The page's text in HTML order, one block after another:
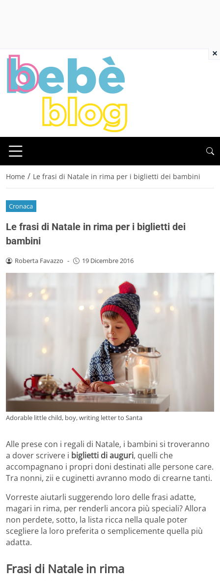
Home / Le frasi di Natale in rima per i biglietti dei bambini
Cronaca
Le frasi di Natale in rima per i biglietti dei
bambini
Roberta Favazzo - 19 Dicembre 2016
Adorable little child, boy, writing letter to Santa
Alle prese con i regali di Natale, i bambini si troveranno
a dover scrivere i biglietti di auguri, quelli che
accompagnano i propri doni destinati alle persone care.
Tra nonni, zii e cuginetti avranno modo di crearne tanti.
Vorreste aiutarli suggerendo loro delle frasi adatte,
magari in rima, per renderli ancora più speciali? Allora
non perdete, sotto, la lista ricca nella quale poter
scegliere la loro preferita o semplicemente quella più
adatta.
Frasi di Natale in rima
×